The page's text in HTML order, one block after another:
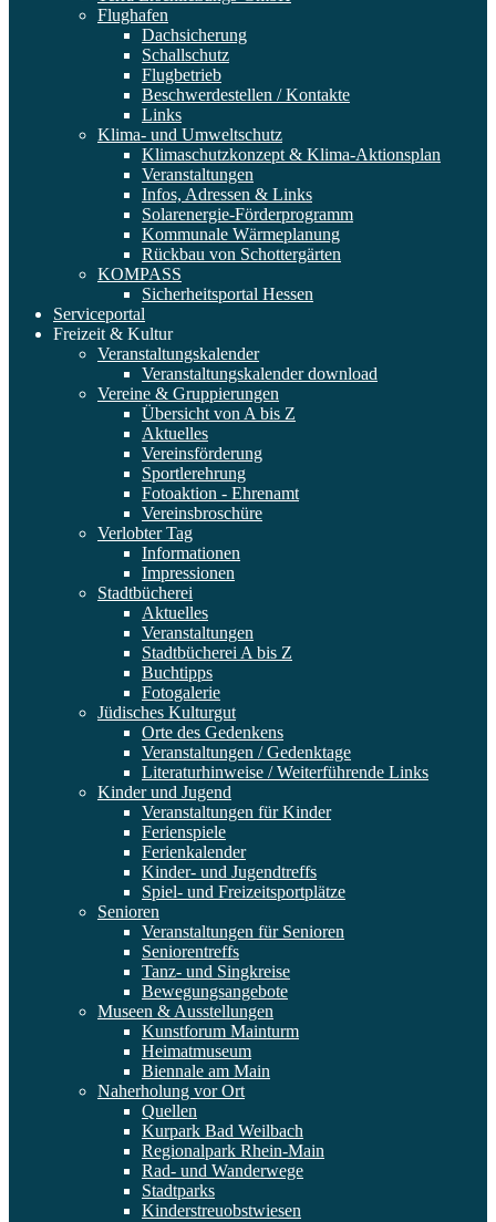
Flughafen
Dachsicherung
Schallschutz
Flugbetrieb
Beschwerdestellen / Kontakte
Links
Klima- und Umweltschutz
Klimaschutzkonzept & Klima-Aktionsplan
Veranstaltungen
Infos, Adressen & Links
Solarenergie-Förderprogramm
Kommunale Wärmeplanung
Rückbau von Schottergärten
KOMPASS
Sicherheitsportal Hessen
Serviceportal
Freizeit & Kultur
Veranstaltungskalender
Veranstaltungskalender download
Vereine & Gruppierungen
Übersicht von A bis Z
Aktuelles
Vereinsförderung
Sportlerehrung
Fotoaktion - Ehrenamt
Vereinsbroschüre
Verlobter Tag
Informationen
Impressionen
Stadtbücherei
Aktuelles
Veranstaltungen
Stadtbücherei A bis Z
Buchtipps
Fotogalerie
Jüdisches Kulturgut
Orte des Gedenkens
Veranstaltungen / Gedenktage
Literaturhinweise / Weiterführende Links
Kinder und Jugend
Veranstaltungen für Kinder
Ferienspiele
Ferienkalender
Kinder- und Jugendtreffs
Spiel- und Freizeitsportplätze
Senioren
Veranstaltungen für Senioren
Seniorentreffs
Tanz- und Singkreise
Bewegungsangebote
Museen & Ausstellungen
Kunstforum Mainturm
Heimatmuseum
Biennale am Main
Naherholung vor Ort
Quellen
Kurpark Bad Weilbach
Regionalpark Rhein-Main
Rad- und Wanderwege
Stadtparks
Kinderstreuobstwiesen